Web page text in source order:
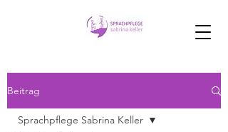
Beitrag
Sprachpflege Sabrina Keller